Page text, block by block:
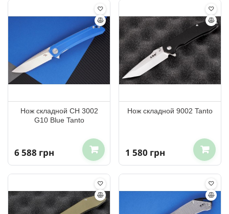
Нож складной CH 3002
G10 Blue Tanto
6 588 грн
Нож складной 9002 Tanto
1 580 грн